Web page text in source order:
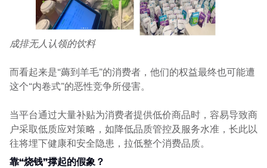
成排无人认领的饮料
而看起来是“薅到羊毛”的消费者，他们的权益最终也可能遭
这个“内卷式”的恶性竞争所侵害。
当平台通过大量补贴为消费者提供低价商品时，容易导致商
户采取低质应对策略，如降低品质管控及服务水准，长此以
往将埋下健康和安全隐患，拉低整个消费品质。
靠“烧钱”撑起的假象？